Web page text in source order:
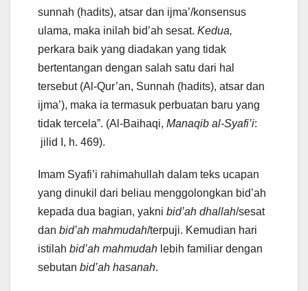
sunnah (hadits), atsar dan ijma’/konsensus
ulama, maka inilah bid’ah sesat. Kedua,
perkara baik yang diadakan yang tidak
bertentangan dengan salah satu dari hal
tersebut (Al-Qur’an, Sunnah (hadits), atsar dan
ijma’), maka ia termasuk perbuatan baru yang
tidak tercela”. (Al-Baihaqi, Manaqib al-Syafi’i:
jilid I, h. 469).
Imam Syafi’i rahimahullah dalam teks ucapan
yang dinukil dari beliau menggolongkan bid’ah
kepada dua bagian, yakni bid’ah dhallah/sesat
dan bid’ah mahmudah/terpuji. Kemudian hari
istilah bid’ah mahmudah lebih familiar dengan
sebutan bid’ah hasanah.